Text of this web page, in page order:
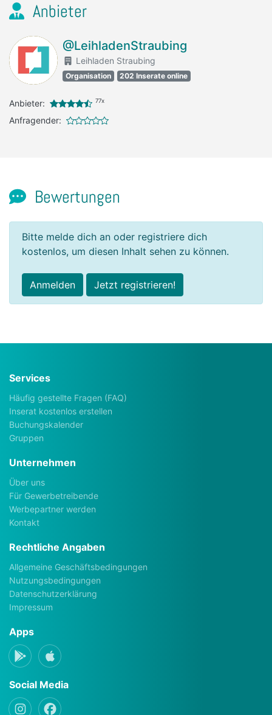
Anbieter
@LeihladenStraubing
Leihladen Straubing
Organisation 202 Inserate online
Anbieter: 77x
Anfragender:
Bewertungen
Bitte melde dich an oder registriere dich
kostenlos, um diesen Inhalt sehen zu können.
Anmelden Jetzt registrieren!
Services
Häufig gestellte Fragen (FAQ)
Inserat kostenlos erstellen
Buchungskalender
Gruppen
Unternehmen
Über uns
Für Gewerbetreibende
Werbepartner werden
Kontakt
Rechtliche Angaben
Allgemeine Geschäftsbedingungen
Nutzungsbedingungen
Datenschutzerklärung
Impressum
Apps
Social Media